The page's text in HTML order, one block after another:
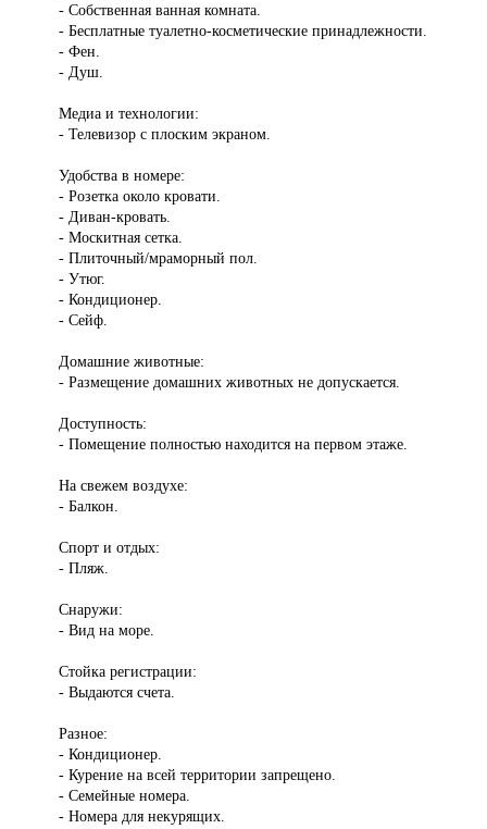
- Собственная ванная комната.
- Бесплатные туалетно-косметические принадлежности.
- Фен.
- Душ.
Медиа и технологии:
- Телевизор с плоским экраном.
Удобства в номере:
- Розетка около кровати.
- Диван-кровать.
- Москитная сетка.
- Плиточный/мраморный пол.
- Утюг.
- Кондиционер.
- Сейф.
Домашние животные:
- Размещение домашних животных не допускается.
Доступность:
- Помещение полностью находится на первом этаже.
На свежем воздухе:
- Балкон.
Спорт и отдых:
- Пляж.
Снаружи:
- Вид на море.
Стойка регистрации:
- Выдаются счета.
Разное:
- Кондиционер.
- Курение на всей территории запрещено.
- Семейные номера.
- Номера для некурящих.